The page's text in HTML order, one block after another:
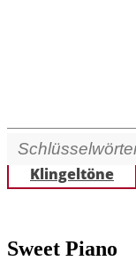
Beste
Klingeltöne
Sweet Piano